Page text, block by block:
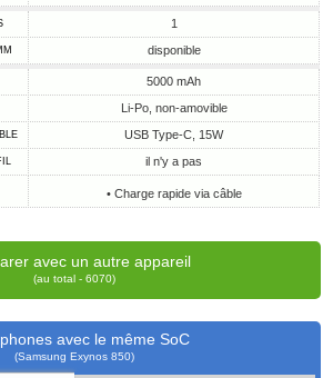
1
disponible
5000 mAh
Li-Po, non-amovible
USB Type-C, 15W
il n'y a pas
• Charge rapide via câble
avec un autre appareil
(au total - 6070)
avec le même SoC
(Samsung Exynos 850)